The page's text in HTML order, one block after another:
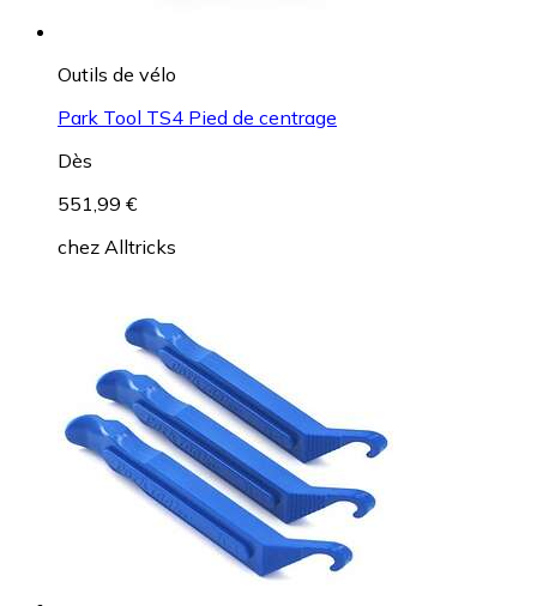
Outils de vélo
Park Tool TS4 Pied de centrage
Dès
551,99 €
chez Alltricks